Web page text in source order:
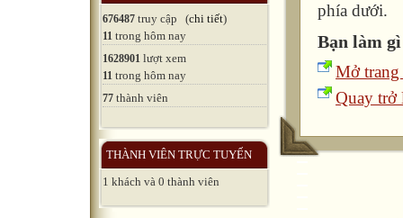
676487 truy cập (chi tiết)
11 trong hôm nay
1628901 lượt xem
11 trong hôm nay
77 thành viên
THÀNH VIÊN TRỰC TUYẾN
1 khách và 0 thành viên
phía dưới.
Bạn làm
Mở trang
Quay trở